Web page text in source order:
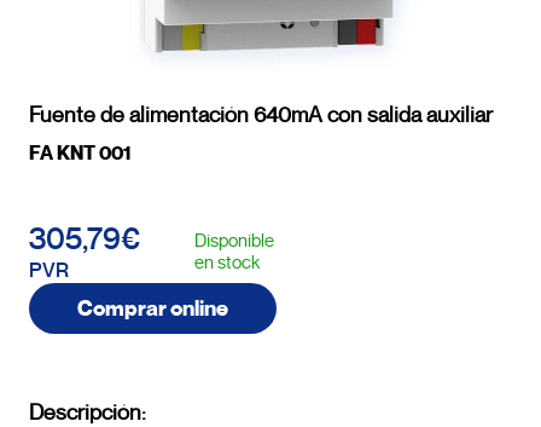
Fuente de alimentación 640mA con salida auxiliar
FA KNT 001
305,79€
PVR
Disponible
en stock
Comprar online
Descripción: